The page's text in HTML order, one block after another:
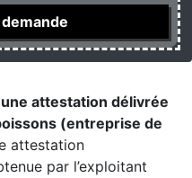
attestation délivrée
(entreprise de
attestation
par l’exploitant